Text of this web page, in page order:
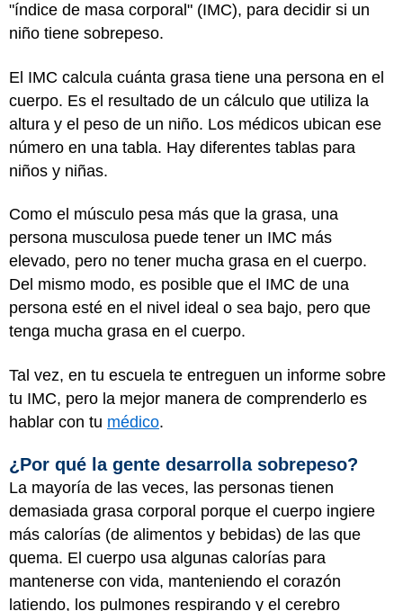
"índice de masa corporal" (IMC), para decidir si un
niño tiene sobrepeso.
El IMC calcula cuánta grasa tiene una persona en el
cuerpo. Es el resultado de un cálculo que utiliza la
altura y el peso de un niño. Los médicos ubican ese
número en una tabla. Hay diferentes tablas para
niños y niñas.
Como el músculo pesa más que la grasa, una
persona musculosa puede tener un IMC más
elevado, pero no tener mucha grasa en el cuerpo.
Del mismo modo, es posible que el IMC de una
persona esté en el nivel ideal o sea bajo, pero que
tenga mucha grasa en el cuerpo.
Tal vez, en tu escuela te entreguen un informe sobre
tu IMC, pero la mejor manera de comprenderlo es
hablar con tu médico.
¿Por qué la gente desarrolla sobrepeso?
La mayoría de las veces, las personas tienen
demasiada grasa corporal porque el cuerpo ingiere
más calorías (de alimentos y bebidas) de las que
quema. El cuerpo usa algunas calorías para
mantenerse con vida, manteniendo el corazón
latiendo, los pulmones respirando y el cerebro